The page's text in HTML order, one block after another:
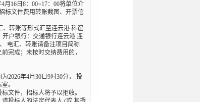
月16日8：00~17：00将单位介
标文件费用转账截图、开票信
、转账等形式汇至连云港 科谊
户银行：交通银行连云港 连
电汇、转账请备注项目简称
完成；未按时交纳费用的，
2026年4月30日9时30分， 投
。
文件，招标人将予以拒收。